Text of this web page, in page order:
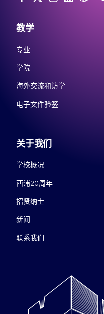
教学
专业
学院
海外交流和访学
电子文件验签
关于我们
学校概况
西浦20周年
招贤纳士
新闻
联系我们